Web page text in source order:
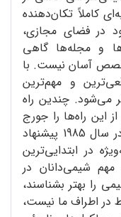
کاملاً تکان‌دهنده
در فضای مجازی،
و مجله‌ها گاهی
آسان نیست. با
و مهم‌ترین
می‌شود. چندین راه
این راه‌ها را جورج
پورتر طی سخنرانی در کنگره آیوپاک در سال 1985 پیشنهاد
در ابتدایی‌ترین
شیمی‌دانان در
را بهتر بشناسند،
در اطراف ما نیست،